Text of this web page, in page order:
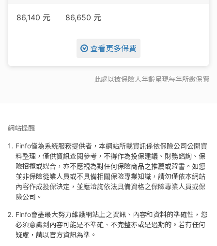
86,140 元 86,650 元
查看更多保費
此處以被保險人年齡呈現每年所繳保費
網站提醒
Finfo僅為系統服務提供者，本網站所載資訊係依保險公司公開資
料整理，僅供資訊查閱參考，不得作為投保建議、財務諮詢、保
險招攬或媒合，亦不應視為對任何保險商品之推薦或背書。如您
並非保險從業人員或不具備相關保險專業知識，請勿僅依本網站
內容作成投保決定，並應洽詢依法具備資格之保險專業人員或保
險公司。
Finfo會盡最大努力維護網站上之資訊、內容和資料的準確性，您
必須意識到內容可能是不準確、不完整亦或是過期的。若有任何
疑慮，請以官方資訊為準。